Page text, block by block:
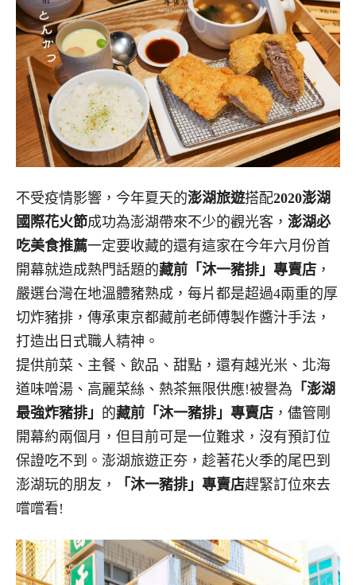
不受疫情影響，今年夏天的澎湖旅遊搭配2020澎湖
國際花火節成功為澎湖帶來不少的觀光客， 澎湖必
吃美食推薦一定要收藏的還有這家在今年六月份首
開幕就造成熱門話題的藏前「沐一豬排」專賣店 ，
嚴選台灣在地溫體豬熟成，每片都是超過4兩重的厚
切炸豬排，傳承東京都藏前老師傅製作醬汁手法，
打造出日式職人精神。
提供前菜、主餐、飲品、甜點，還有越光米、北海
道味噌湯、高麗菜絲、熱茶無限供應!被譽為 「澎湖
最強炸豬排」 的藏前「沐一豬排」專賣店 ，儘管剛
開幕約兩個月，但目前可是一位難求，沒有預訂位
保證吃不到。澎湖旅遊正夯，趁著花火季的尾巴到
澎湖玩的朋友，
「沐一豬排」專賣店趕緊訂位來去
嚐嚐看!